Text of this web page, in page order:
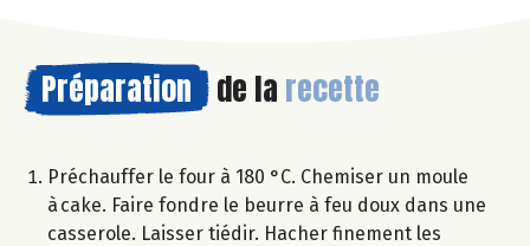
Préparation de la recette
Préchauffer le four à 180 °C. Chemiser un moule
à cake. Faire fondre le beurre à feu doux dans une
casserole. Laisser tiédir. Hacher finement les